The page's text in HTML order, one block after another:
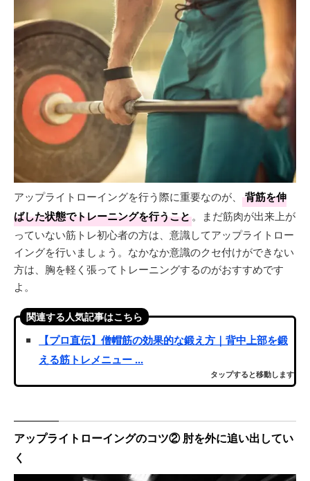
アップライトローイングを行う際に重要なのが、
背筋を伸
ばした状態でトレーニングを行うこと。まだ筋肉が出来上が
っていない筋トレ初心者の方は、意識してアップライトロー
イングを行いましょう。なかなか意識のクセ付けができない
方は、胸を軽く張ってトレーニングするのがおすすめです
よ。
関連する人気記事はこちら
【プロ直伝】僧帽筋の効果的な鍛え方｜背中上部を鍛
える筋トレメニュー ...
タップすると移動します
アップライトローイングのコツ② 肘を外に追い出してい
く